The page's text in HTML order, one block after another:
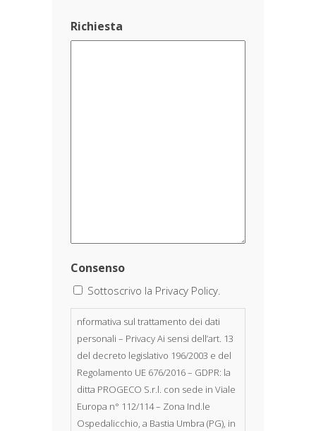
Richiesta
Consenso
Sottoscrivo la Privacy Policy.
nformativa sul trattamento dei dati
personali – Privacy Ai sensi dell’art. 13
del decreto legislativo 196/2003 e del
Regolamento UE 676/2016 – GDPR: la
ditta PROGECO S.r.l. con sede in Viale
Europa n° 112/114 – Zona Ind.le
Ospedalicchio, a Bastia Umbra (PG), in